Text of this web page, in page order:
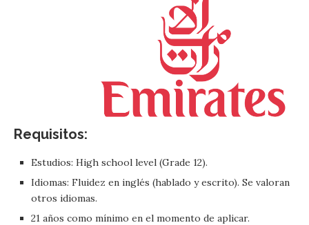
Requisitos:
Estudios: High school level (Grade 12).
Idiomas: Fluidez en inglés (hablado y escrito). Se valoran
otros idiomas.
21 años como mínimo en el momento de aplicar.